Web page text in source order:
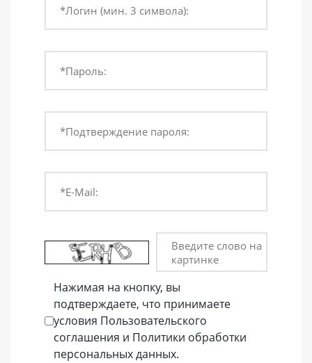
*Логин (мин. 3 символа):
*Пароль:
*Подтверждение пароля:
*E-Mail:
Введите слово на
картинке
Нажимая на кнопку, вы
подтверждаете, что принимаете
условия Пользовательского
соглашения и Политики обработки
персональных данных.